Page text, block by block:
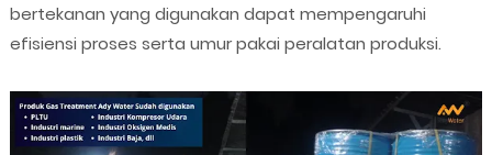
bertekanan yang digunakan dapat mempengaruhi
efisiensi proses serta umur pakai peralatan produksi.